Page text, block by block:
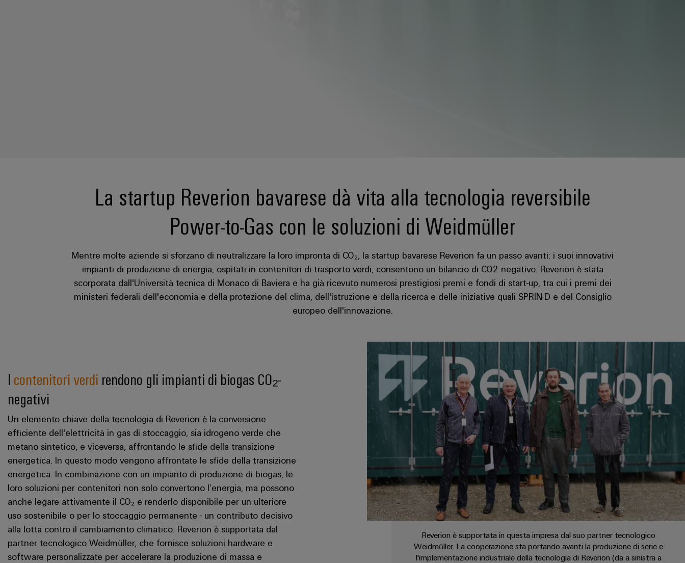
La startup Reverion bavarese dà vita alla tecnologia reversibile
Power-to-Gas con le soluzioni di Weidmüller
Mentre molte aziende si sforzano di neutralizzare la loro impronta di CO₂, la startup bavarese Reverion fa un passo avanti: i suoi innovativi
impianti di produzione di energia, ospitati in contenitori di trasporto verdi, consentono un bilancio di CO2 negativo. Reverion è stata
scorporata dall'Università tecnica di Monaco di Baviera e ha già ricevuto numerosi prestigiosi premi e fondi di start-up, tra cui i premi dei
ministeri federali dell'economia e della protezione del clima, dell'istruzione e della ricerca e delle iniziative quali SPRIN-D e del Consiglio
europeo dell'innovazione.
I contenitori verdi rendono gli impianti di biogas CO₂-
negativi
Reverion è supportata in questa impresa dal suo partner tecnologico
Weidmüller. La cooperazione sta portando avanti la produzione di serie e
l'implementazione industriale della tecnologia di Reverion (da a sinistra a
Un elemento chiave della tecnologia di Reverion è la conversione
efficiente dell'elettricità in gas di stoccaggio, sia idrogeno verde che
metano sintetico, e viceversa, affrontando le sfide della transizione
energetica. In questo modo vengono affrontate le sfide della transizione
energetica. In combinazione con un impianto di produzione di biogas, le
loro soluzioni per contenitori non solo convertono l’energia, ma possono
anche legare attivamente il CO₂ e renderlo disponibile per un ulteriore
uso sostenibile o per lo stoccaggio permanente - un contributo decisivo
alla lotta contro il cambiamento climatico. Reverion è supportata dal
partner tecnologico Weidmüller, che fornisce soluzioni hardware e
software personalizzate per accelerare la produzione di massa e